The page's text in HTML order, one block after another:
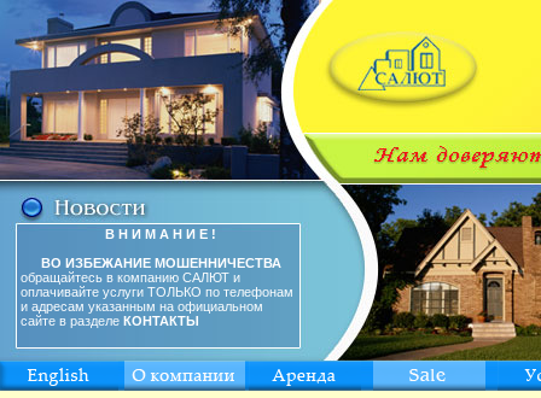
В Н И М А Н И Е !
ВО ИЗБЕЖАНИЕ МОШЕННИЧЕСТВА
обращайтесь в компанию САЛЮТ и
оплачивайте услуги ТОЛЬКО по телефонам
и адресам указанным на официальном
сайте в разделе КОНТАКТЫ